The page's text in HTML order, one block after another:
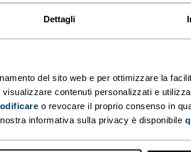
Dettagli
del sito web e per ottimizzare la
contenuti personalizzati e
o revocare il proprio consenso in
informativa sulla privacy è disponibile
INTENSITÀ
Trail Running -